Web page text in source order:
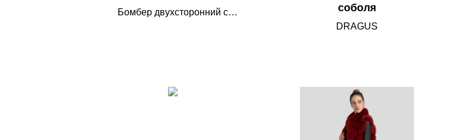
Бомбер двухсторонний с
Носите любой стороной, меняя
соболя
DRAGUS